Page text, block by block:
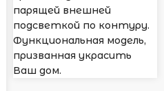
парящей внешней
подсветкой по контуру.
Функциональная модель,
призванная украсить
Ваш дом.